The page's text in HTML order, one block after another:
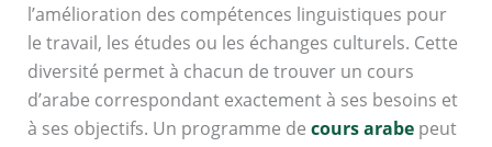
l’amélioration des compétences linguistiques pour
le travail, les études ou les échanges culturels. Cette
diversité permet à chacun de trouver un cours
d’arabe correspondant exactement à ses besoins et
à ses objectifs. Un programme de cours arabepeut